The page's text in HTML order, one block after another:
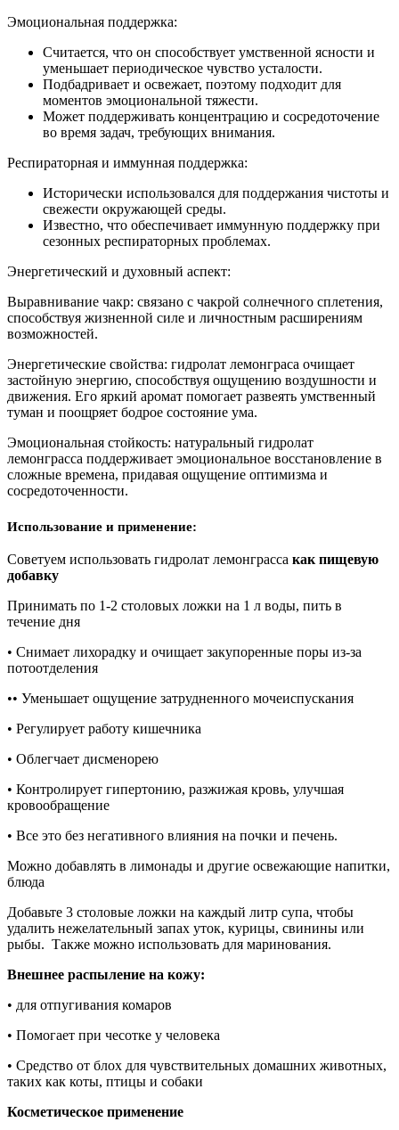
Эмоциональная поддержка:
Считается, что он способствует умственной ясности и
уменьшает периодическое чувство усталости.
Подбадривает и освежает, поэтому подходит для
моментов эмоциональной тяжести.
Может поддерживать концентрацию и сосредоточение
во время задач, требующих внимания.
Респираторная и иммунная поддержка:
Исторически использовался для поддержания чистоты и
свежести окружающей среды.
Известно, что обеспечивает иммунную поддержку при
сезонных респираторных проблемах.
Энергетический и духовный аспект:
Выравнивание чакр: связано с чакрой солнечного сплетения,
способствуя жизненной силе и личностным расширениям
возможностей.
Энергетические свойства: гидролат лемонграса очищает
застойную энергию, способствуя ощущению воздушности и
движения. Его яркий аромат помогает развеять умственный
туман и поощряет бодрое состояние ума.
Эмоциональная стойкость: натуральный гидролат
лемонграсса поддерживает эмоциональное восстановление в
сложные времена, придавая ощущение оптимизма и
сосредоточенности.
Использование и применение:
Советуем использовать гидролат лемонграсса как пищевую
добавку
Принимать по 1-2 столовых ложки на 1 л воды, пить в
течение дня
• Снимает лихорадку и очищает закупоренные поры из-за
потоотделения
•• Уменьшает ощущение затрудненного мочеиспускания
• Регулирует работу кишечника
• Облегчает дисменорею
• Контролирует гипертонию, разжижая кровь, улучшая
кровообращение
• Все это без негативного влияния на почки и печень.
Можно добавлять в лимонады и другие освежающие напитки,
блюда
Добавьте 3 столовые ложки на каждый литр супа, чтобы
удалить нежелательный запах уток, курицы, свинины или
рыбы. Также можно использовать для маринования.
Внешнее распыление на кожу:
• для отпугивания комаров
• Помогает при чесотке у человека
• Средство от блох для чувствительных домашних животных,
таких как коты, птицы и собаки
Косметическое применение